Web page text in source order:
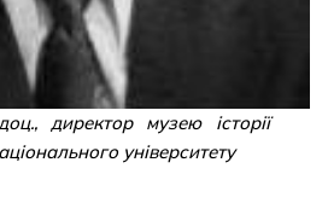
директор музею історії
університету